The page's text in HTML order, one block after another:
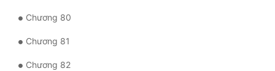
Chương 80
Chương 81
Chương 82